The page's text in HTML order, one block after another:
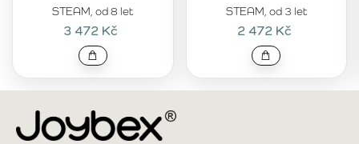
STEAM, od 8 let
3 472 Kč
STEAM, od 3 let
2 472 Kč